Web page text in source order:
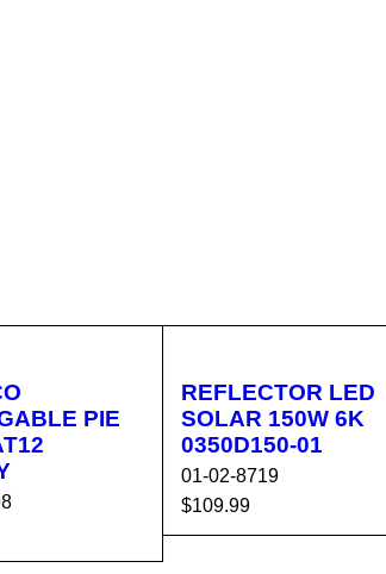
PIE
CA
VISTA
REFLECTOR LED
SOLAR 150W 6K
0350D150-01
01-02-8719
$109.99
AÑADIR AL CA
VISTA